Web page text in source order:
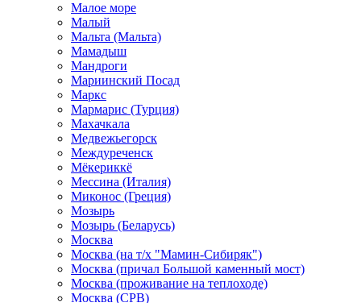
Малое море
Малый
Мальта (Мальта)
Мамадыш
Мандроги
Мариинский Посад
Маркс
Мармарис (Турция)
Махачкала
Медвежьегорск
Междуреченск
Мёкериккё
Мессина (Италия)
Миконос (Греция)
Мозырь
Мозырь (Беларусь)
Москва
Москва (на т/х "Мамин-Сибиряк")
Москва (причал Большой каменный мост)
Москва (проживание на теплоходе)
Москва (СРВ)